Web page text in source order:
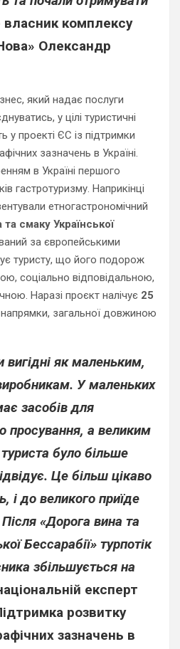
комплексу
Олександр
який надає послуги
у цілі туристичні
проекті ЄС із підтримки
зазначень в Україні.
в Україні першого
гастротуризму. Наприкінці
етногастрономічний
смаку Української
за європейськими
туристу, що його подорож
соціально відповідальною,
Наразі проєкт налічує 25
загальної довжиною
вигідні як маленьким,
У маленьких
засобів для
просування, а великим
було більше
Це більш цікаво
і до великого приїде
«Дорога вина та
Бессарабії» турпотік
збільшується на
експерт
розвитку
зазначень в